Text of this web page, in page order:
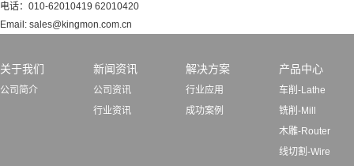
电话：010-62010419 62010420
Email: sales@kingmon.com.cn
关于我们
公司简介
新闻资讯
公司资讯
行业资讯
解决方案
行业应用
成功案例
产品中心
车削-Lathe
铣削-Mill
木雕-Router
线切割-Wire